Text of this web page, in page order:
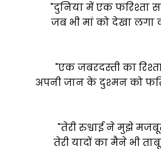
"दुनिया में एक फरिश्ता
जब भी मां को देखा लगा
"एक जबरदस्ती का
अपनी जान के दुश्मन को
"तेरी रुश्वाई ने मुझे
तेरी यादों का मैने भी